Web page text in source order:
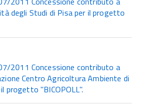
degli Studi di Pisa per il progetto
2011 Concessione contributo a
Centro Agricoltura Ambiente di
progetto "BICOPOLL".